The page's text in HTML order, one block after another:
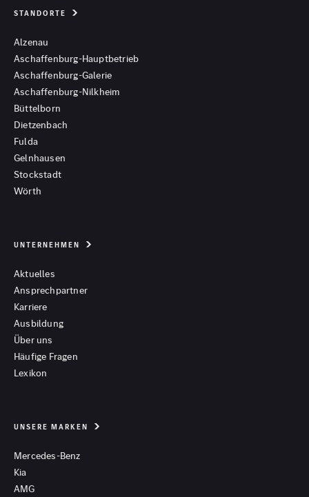
STANDORTE
Alzenau
Aschaffenburg-Hauptbetrieb
Aschaffenburg-Galerie
Aschaffenburg-Nilkheim
Büttelborn
Dietzenbach
Fulda
Gelnhausen
Stockstadt
Wörth
UNTERNEHMEN
Aktuelles
Ansprechpartner
Karriere
Ausbildung
Über uns
Häufige Fragen
Lexikon
UNSERE MARKEN
Mercedes-Benz
Kia
AMG